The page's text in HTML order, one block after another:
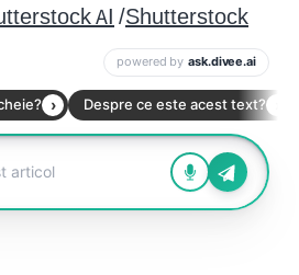
AI /Shutterstock